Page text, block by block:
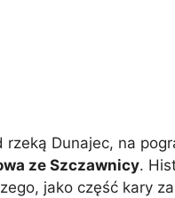
Dunajec, na
ze Szczawnicy.
jako część kary